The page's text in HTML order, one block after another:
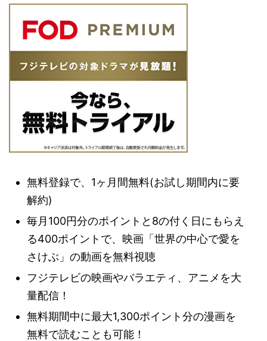
無料登録で、1ヶ月間無料(お試し期間内に要
解約)
毎月100円分のポイントと8の付く日にもらえ
る400ポイントで、映画「世界の中心で愛を
さけぶ」の動画を無料視聴
フジテレビの映画やバラエティ、アニメを大
量配信！
無料期間中に最大1,300ポイント分の漫画を
無料で読むことも可能！